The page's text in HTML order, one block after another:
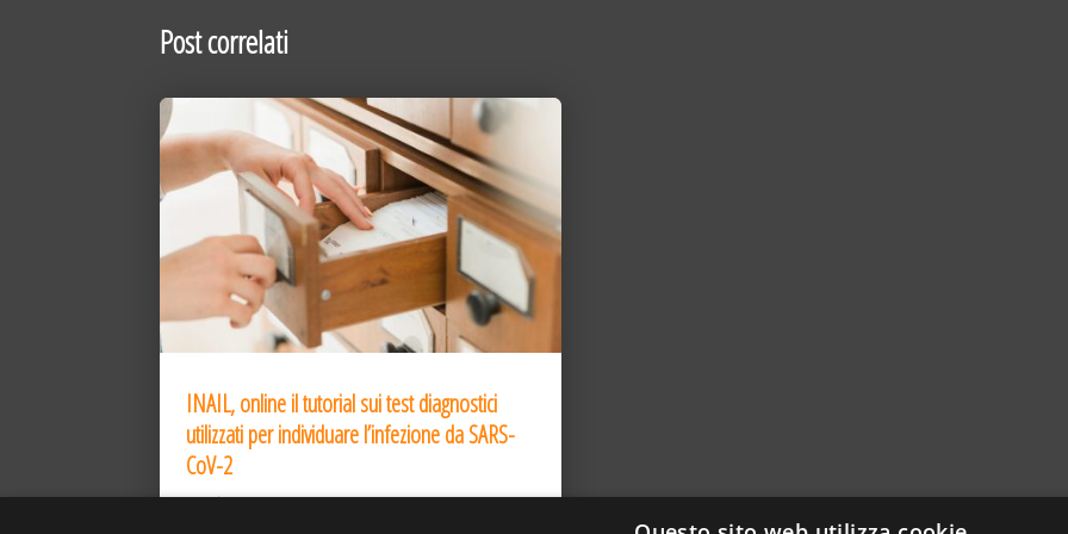
Post correlati
INAIL, online il tutorial sui test diagnostici
utilizzati per individuare l’infezione da SARS-
CoV-2
31 Dic 2020